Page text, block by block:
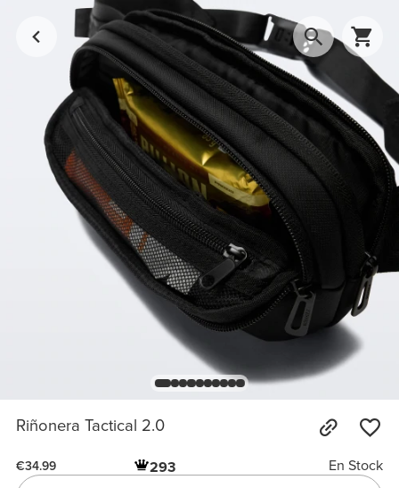
Riñonera Tactical 2.0
€34.99 293
En Stock